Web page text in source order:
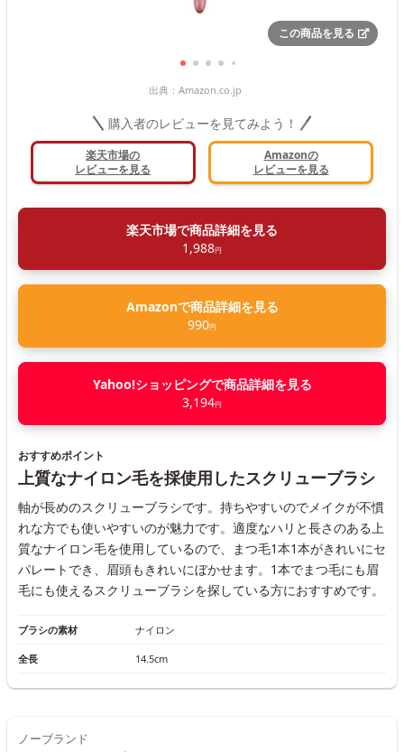
この商品を見る
出典： Amazon.co.jp
購入者のレビューを見てみよう！
楽天市場の
レビューを見る
Amazonの
レビューを見る
楽天市場で商品詳細を見る
1,988円
Amazonで商品詳細を見る
990円
Yahoo!ショッピングで商品詳細を見る
3,194円
おすすめポイント
上質なナイロン毛を採使用したスクリューブラシ
軸が長めのスクリューブラシです。持ちやすいのでメイクが不慣
れな方でも使いやすいのが魅力です。適度なハリと長さのある上
質なナイロン毛を使用しているので、まつ毛1本1本がきれいにセ
パレートでき、眉頭もきれいにぼかせます。1本でまつ毛にも眉
毛にも使えるスクリューブラシを探している方におすすめです。
ブラシの素材 ナイロン
全長 14.5cm
ノーブランド